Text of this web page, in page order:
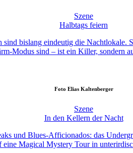
Szene
Halbtags feiern
bislang eindeutig die
Modus sind – ist ein Killer, sondern
Foto Elias Kaltenberger
Szene
In den Kellern der Nacht
und Blues-Afficionados: das
Magical Mystery Tour in